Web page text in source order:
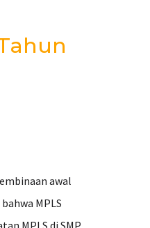
awal
MPLS
MPLS di SMP